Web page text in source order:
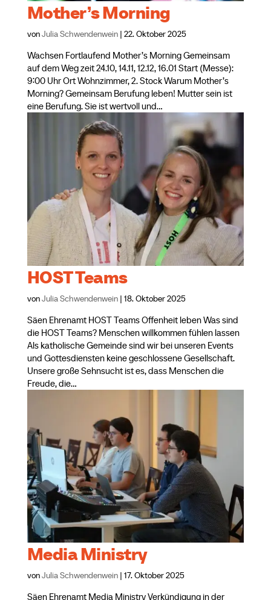
Mother’s Morning
vonJulia Schwendenwein| 22. Oktober 2025
Wachsen Fortlaufend Mother’s Morning Gemeinsam
auf dem Weg zeit 24.10, 14.11, 12.12, 16.01 Start (Messe):
9:00 Uhr Ort Wohnzimmer, 2. Stock Warum Mother’s
Morning? Gemeinsam Berufung leben! Mutter sein ist
eine Berufung. Sie ist wertvoll und...
HOST Teams
vonJulia Schwendenwein| 18. Oktober 2025
Säen Ehrenamt HOST Teams Offenheit leben Was sind
die HOST Teams? Menschen willkommen fühlen lassen
Als katholische Gemeinde sind wir bei unseren Events
und Gottesdiensten keine geschlossene Gesellschaft.
Unsere große Sehnsucht ist es, dass Menschen die
Freude, die...
Media Ministry
vonJulia Schwendenwein| 17. Oktober 2025
Säen Ehrenamt Media Ministry Verkündigung in der